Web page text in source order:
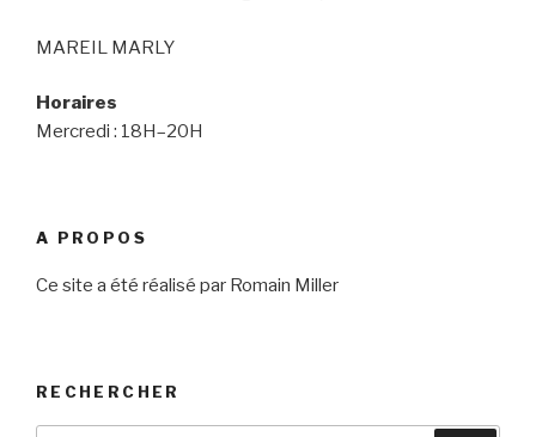
MAREIL MARLY
Horaires
Mercredi : 18H–20H
A PROPOS
Ce site a été réalisé par Romain Miller
RECHERCHER